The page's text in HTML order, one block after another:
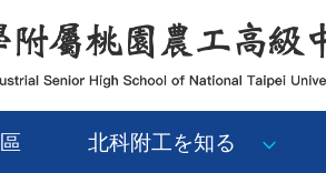
北科附工を知る